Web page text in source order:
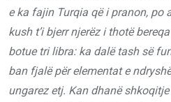
e ka fajin Turqia që i pranon, po
kush t’i bjerr njerëz i thotë
botue tri libra: ka dalë tash së
ban fjalë për elementat e
ungarez etj. Kan dhanë